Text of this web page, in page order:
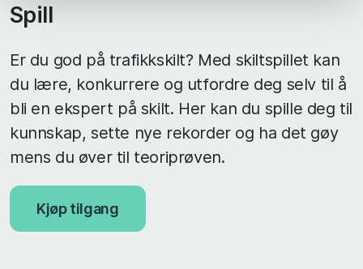
Spill
Er du god på trafikkskilt? Med skiltspillet kan
du lære, konkurrere og utfordre deg selv til å
bli en ekspert på skilt. Her kan du spille deg til
kunnskap, sette nye rekorder og ha det gøy
mens du øver til teoriprøven.
Kjøp tilgang